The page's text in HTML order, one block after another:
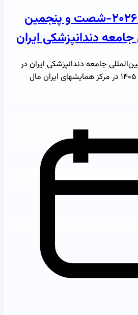
ثبت نام اکسیدا ۲۰۲۶-شصت و پنجمین
جامعه دندانپزشکی ایران
جامعه دندانپزشکی ایران در
تاریخ ۳ الی ۶ شهریورماه ۱۴۰۵ در مرکز همایشهای ایران مال